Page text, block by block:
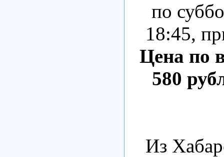
по
18:45,
Цена по
580
Из